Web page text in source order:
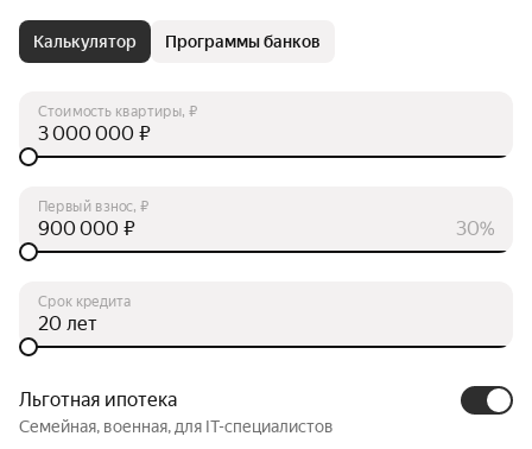
Калькулятор Программы банков
Стоимость квартиры, ₽
₽
Первый взнос, ₽
30%
₽
Срок кредита
лет
Льготная ипотека
Семейная, военная, для IT-специалистов